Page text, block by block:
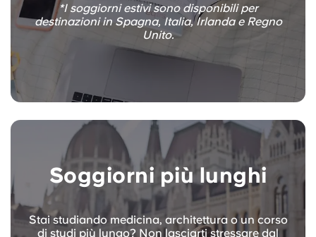
*I soggiorni estivi sono disponibili per
destinazioni in Spagna, Italia, Irlanda e Regno
Unito.
Soggiorni più lunghi
Stai studiando medicina, architettura o un corso
di studi più lungo? Non lasciarti stressare dal